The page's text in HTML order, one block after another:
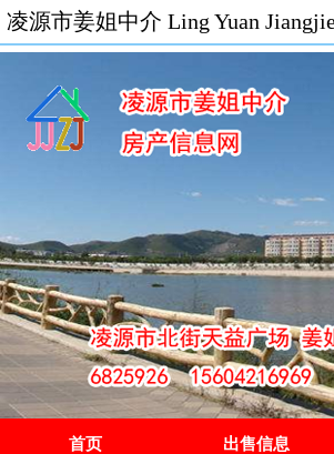
凌源市姜姐中介 Ling Yuan
首页 出售信息